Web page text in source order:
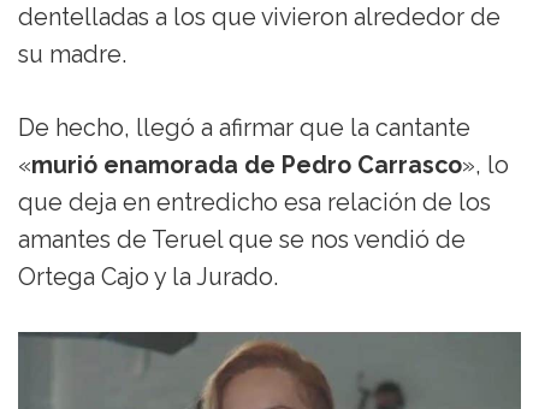
dentelladas a los que vivieron alrededor de
su madre.
De hecho, llegó a afirmar que la cantante
«murió enamorada de Pedro Carrasco», lo
que deja en entredicho esa relación de los
amantes de Teruel que se nos vendió de
Ortega Cajo y la Jurado.